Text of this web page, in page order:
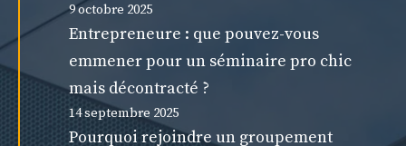
9 octobre 2025
Entrepreneure : que pouvez-vous
emmener pour un séminaire pro chic
mais décontracté ?
14 septembre 2025
Pourquoi rejoindre un groupement